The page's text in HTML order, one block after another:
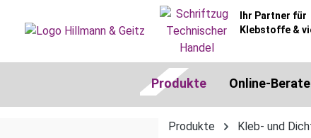
Zur Hauptnavigation springen
Ihr Partner für
Klebstoffe &
Produkte Online-
Produkte Kleb- und